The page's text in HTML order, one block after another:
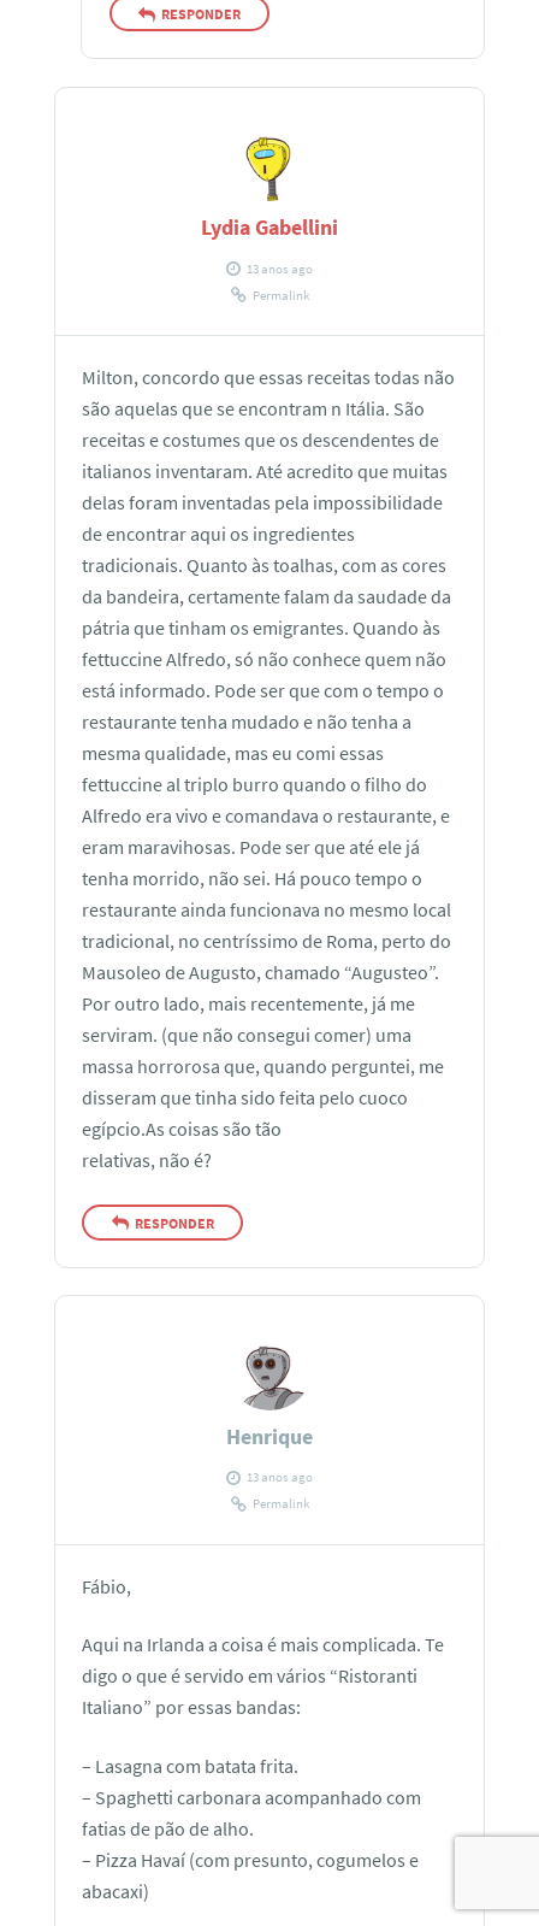
RESPONDER
Lydia Gabellini
13 anos ago
Permalink
Milton, concordo que essas receitas todas não
são aquelas que se encontram n Itália. São
receitas e costumes que os descendentes de
italianos inventaram. Até acredito que muitas
delas foram inventadas pela impossibilidade
de encontrar aqui os ingredientes
tradicionais. Quanto às toalhas, com as cores
da bandeira, certamente falam da saudade da
pátria que tinham os emigrantes. Quando às
fettuccine Alfredo, só não conhece quem não
está informado. Pode ser que com o tempo o
restaurante tenha mudado e não tenha a
mesma qualidade, mas eu comi essas
fettuccine al triplo burro quando o filho do
Alfredo era vivo e comandava o restaurante, e
eram maravihosas. Pode ser que até ele já
tenha morrido, não sei. Há pouco tempo o
restaurante ainda funcionava no mesmo local
tradicional, no centríssimo de Roma, perto do
Mausoleo de Augusto, chamado “Augusteo”.
Por outro lado, mais recentemente, já me
serviram. (que não consegui comer) uma
massa horrorosa que, quando perguntei, me
disseram que tinha sido feita pelo cuoco
egípcio.As coisas são tão
relativas, não é?
RESPONDER
Henrique
13 anos ago
Permalink
Fábio,
Aqui na Irlanda a coisa é mais complicada. Te
digo o que é servido em vários “Ristoranti
Italiano” por essas bandas:
– Lasagna com batata frita.
– Spaghetti carbonara acompanhado com
fatias de pão de alho.
– Pizza Havaí (com presunto, cogumelos e
abacaxi)